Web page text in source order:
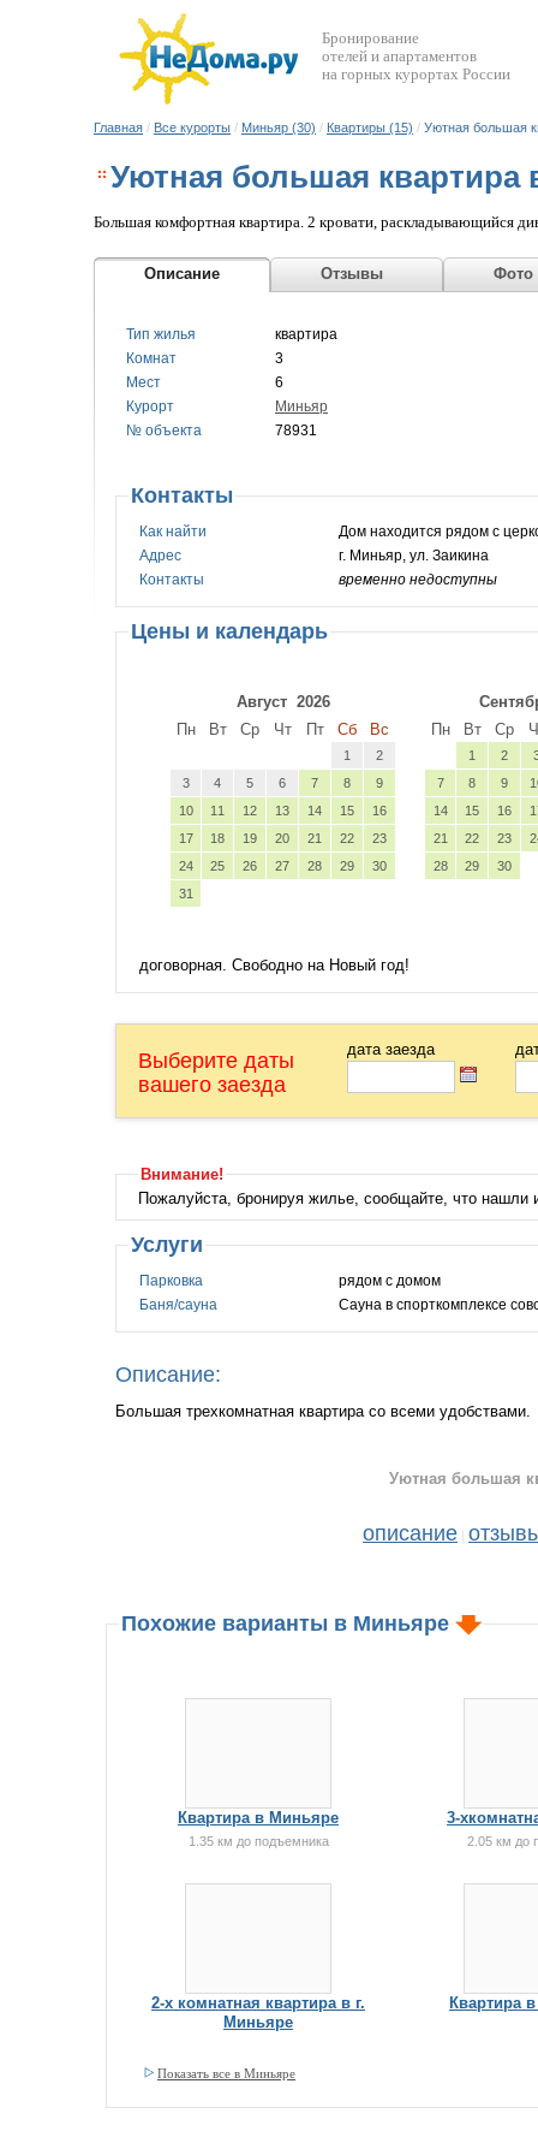
Бронирование
отелей и апартаментов
на горных курортах России
Главная / Все курорты / Миньяр (30) / Квартиры (15) / Уютная большая
Уютная большая квартира
Большая комфортная квартира. 2 кровати, раскладывающийся
Описание Отзывы Фото
Тип жилья
квартира
Комнат
3
Мест
6
Курорт
Миньяр
№ объекта
78931
Контакты
Как найти
Дом находится рядом с
Адрес
г. Миньяр, ул. Заикина
Контакты
временно недоступны
Цены и календарь
Август 2026
Пн
Вт Ср Чт Пт Сб Вс
1
2
3
4 5 6 7 8
9
10
11 12 13 14 15
16
17
18 19 20 21 22
23
24
25 26 27 28 29
30
31
Пн
Вт Ср
1 2
7
8 9
14
15 16
21
22 23
28
29 30
договорная. Свободно на Новый год!
Выберите даты
вашего заезда
дата заезда
Внимание!
Пожалуйста, бронируя жилье, сообщайте, что
Услуги
Парковка
рядом с домом
Баня/сауна
Сауна в спорткомплексе
Описание:
Большая трехкомнатная квартира со всеми удобствами.
Уютная большая
описание
Похожие варианты в Миньяре
Квартира в Миньяре
1.35 км до подъемника
3-
2.05 км до
2-х комнатная квартира в г.
Миньяре
Квартира
Показать все в Миньяре